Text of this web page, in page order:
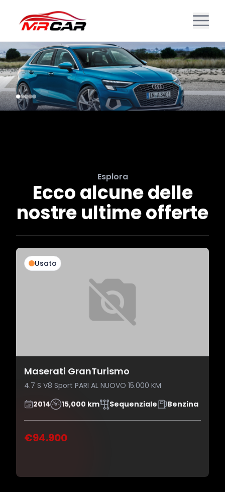
Esplora
Ecco alcune delle
nostre ultime offerte
Usato
Maserati GranTurismo
4.7 S V8 Sport PARI AL NUOVO 15.000 KM
2014
15,000 km Sequenziale Benzina
€94.900